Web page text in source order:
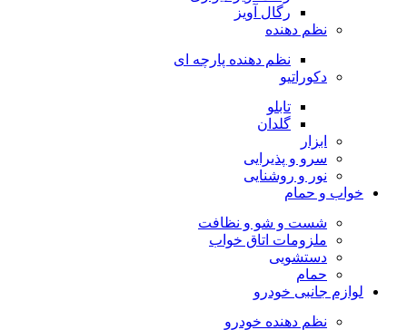
رگال آویز
نظم دهنده
نظم دهنده پارچه ای
دکوراتیو
تابلو
گلدان
ابزار
سرو و پذیرایی
نور و روشنایی
خواب و حمام
شست و شو و نظافت
ملزومات اتاق خواب
دستشویی
حمام
لوازم جانبی خودرو
نظم دهنده خودرو